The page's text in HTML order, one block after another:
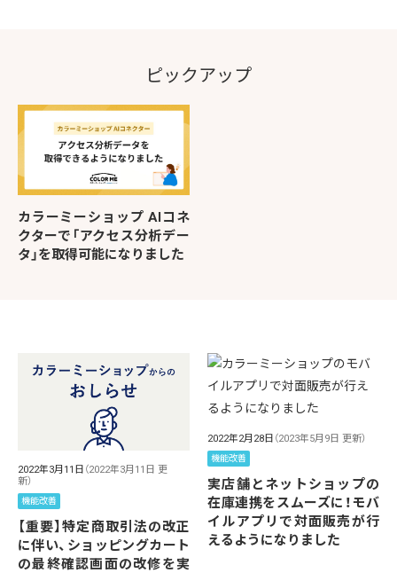
ピックアップ
カラーミーショップ AIコネ
クターで「アクセス分析デー
タ」を取得可能になりました
2022年3月11日 （2022年3月11日 更
新）
機能改善
【重要】特定商取引法の改正
に伴い、ショッピングカート
の最終確認画面の改修を実
2022年2月28日 （2023年5月9日 更新）
機能改善
実店舗とネットショップの
在庫連携をスムーズに！モバ
イルアプリで対面販売が行
えるようになりました